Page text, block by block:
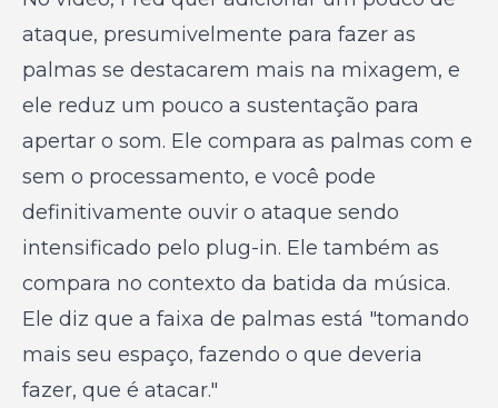
ataque, presumivelmente para fazer as
palmas se destacarem mais na mixagem, e
ele reduz um pouco a sustentação para
apertar o som. Ele compara as palmas com e
sem o processamento, e você pode
definitivamente ouvir o ataque sendo
intensificado pelo plug-in. Ele também as
compara no contexto da batida da música.
Ele diz que a faixa de palmas está "tomando
mais seu espaço, fazendo o que deveria
fazer, que é atacar."